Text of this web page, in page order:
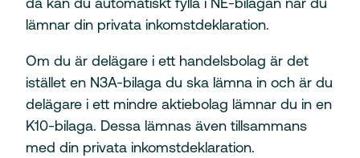
lämnar din privata inkomstdeklaration.
Om du är delägare i ett handelsbolag är det
istället en N3A-bilaga du ska lämna in och är du
delägare i ett mindre aktiebolag lämnar du in en
K10-bilaga. Dessa lämnas även tillsammans
med din privata inkomstdeklaration.